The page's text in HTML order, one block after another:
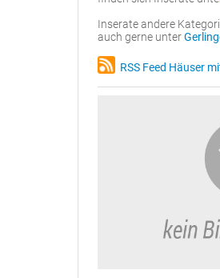
Inserate andere
auch gerne unter
RSS Feed Häuser